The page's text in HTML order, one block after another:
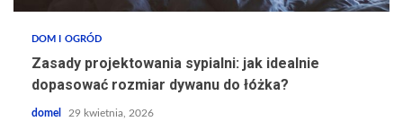
DOM I OGRÓD
Zasady projektowania sypialni: jak idealnie
dopasować rozmiar dywanu do łóżka?
domel 29 kwietnia, 2026